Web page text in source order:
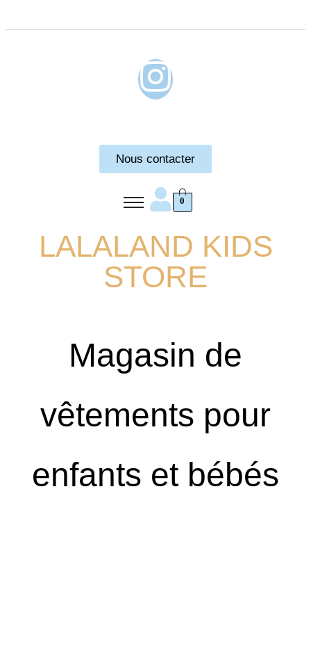
Nous contacter
0
LALALAND KIDS
STORE
Magasin de
vêtements pour
enfants et bébés